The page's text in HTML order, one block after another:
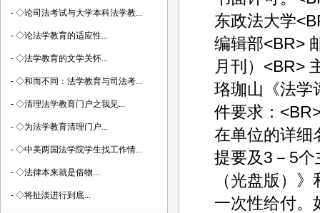
东政法大学
编辑部<BR>
月刊）<BR>
珞珈山《法学
件要求：
在单位的详细
提要及3－5
（光盘版）
一次性给付。
- ◇论司法考试与大学本科法学教...
- ◇论法学教育的适应性...
- ◇法学教育的文学关怀...
- ◇和而不同：法学教育与司法考...
- ◇清理法学教育门户之我见...
- ◇为法学教育清理门户...
- ◇中美两国法学院学生找工作情...
- ◇法律本来就是俗物...
- ◇将扯淡进行到底...